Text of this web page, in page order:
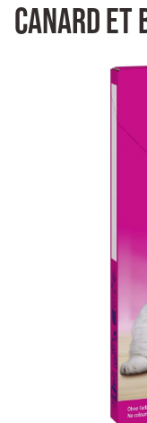
canard et